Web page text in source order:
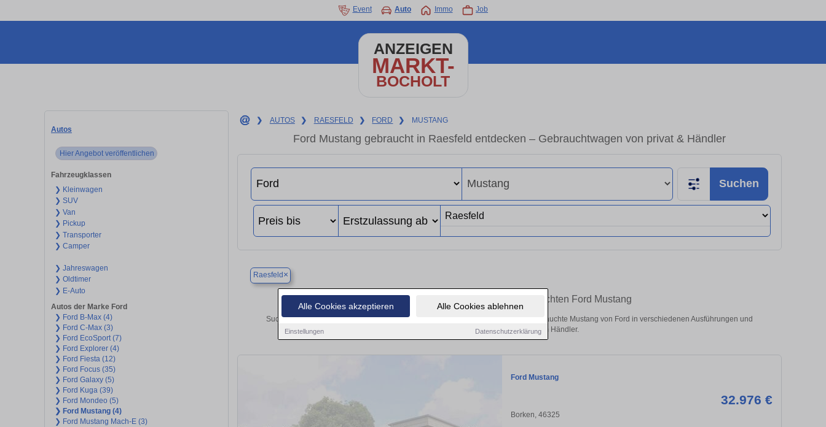
Alle Cookies akzeptieren Alle Cookies ablehnen
Einstellungen Datenschutzerklärung
Event Auto Immo Job
ANZEIGEN
MARKT-
BOCHOLT
Autos
Hier Angebot veröffentlichen
Fahrzeugklassen
❯ Kleinwagen
❯ SUV
❯ Van
❯ Pickup
❯ Transporter
❯ Camper
❯ Jahreswagen
❯ Oldtimer
❯ E-Auto
Autos der Marke Ford
❯ Ford B-Max (4)
❯ Ford C-Max (3)
❯ Ford EcoSport (7)
❯ Ford Explorer (4)
❯ Ford Fiesta (12)
❯ Ford Focus (35)
❯ Ford Galaxy (5)
❯ Ford Kuga (39)
❯ Ford Mondeo (5)
❯ Ford Mustang (4)
❯ Ford Mustang Mach-E (3)
❯ AUTOS ❯ RAESFELD ❯ FORD ❯ MUSTANG
Ford Mustang gebraucht in Raesfeld entdecken – Gebrauchtwagen von privat & Händler
Suchen
Raesfeld ×
Finden Sie in Raesfeld Ihren gebrauchten Ford Mustang
Suchen Sie in Raesfeld einen Ford Mustang Gebrauchtwagen? Entdecken Sie gebrauchte Mustang von Ford in verschiedenen Ausführungen und
Preisklassen von privat und vom Händler.
Ford Mustang
32.976 €
Borken, 46325